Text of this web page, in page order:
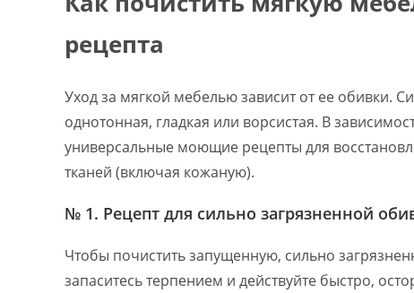
рецепта
Уход за мягкой мебелью зависит от ее обивки.
однотонная, гладкая или ворсистая. В
универсальные моющие рецепты для
тканей (включая кожаную).
№ 1. Рецепт для сильно загрязненной
Чтобы почистить запущенную, сильно
запаситесь терпением и действуйте быстро,